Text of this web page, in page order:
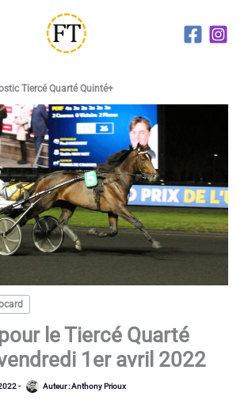
Tiercé Quarté Quinté+
le Tiercé Quarté
1er avril 2022
- Auteur :Anthony Prioux